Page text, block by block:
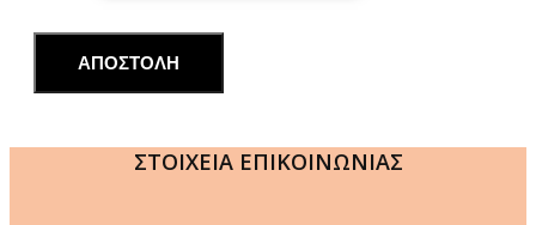
ΑΠΟΣΤΟΛΗ
ΣΤΟΙΧΕΙΑ ΕΠΙΚΟΙΝΩΝΙΑΣ